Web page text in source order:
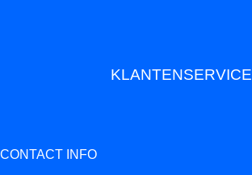
KLANTENSERVICE
CONTACT INFO